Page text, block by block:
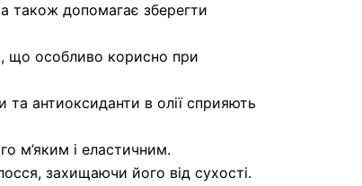
також допомагає зберегти
що особливо корисно при
та антиоксиданти в олії сприяють
м’яким і еластичним.
захищаючи його від сухості.